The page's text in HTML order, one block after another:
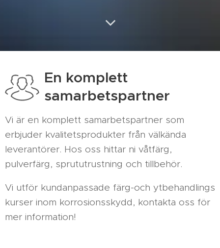
En komplett
samarbetspartner
Vi är en komplett samarbetspartner som
erbjuder kvalitetsprodukter från välkända
leverantörer. Hos oss hittar ni våtfärg,
pulverfärg, sprututrustning och tillbehör.
Vi utför kundanpassade färg-och ytbehandlings
kurser inom korrosionsskydd, kontakta oss för
mer information!